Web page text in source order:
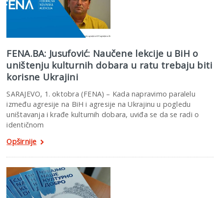
FENA.BA: Jusufović: Naučene lekcije u BiH o
uništenju kulturnih dobara u ratu trebaju biti
korisne Ukrajini
SARAJEVO, 1. oktobra (FENA) – Kada napravimo paralelu
između agresije na BiH i agresije na Ukrajinu u pogledu
uništavanja i krađe kulturnih dobara, uviđa se da se radi o
identičnom
Opširnije